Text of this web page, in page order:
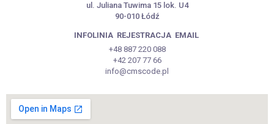
ul. Juliana Tuwima 15 lok. U4
90-010 Łódź
INFOLINIA REJESTRACJA EMAIL
+48 887 220 088
+42 207 77 66
info@cmscode.pl